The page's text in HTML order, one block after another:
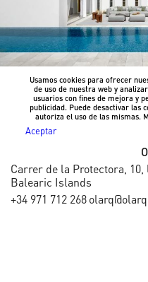
Usamos cookies para ofrecer
de uso de nuestra web y
usuarios con fines de mejora y
publicidad. Puede desactivar las
autoriza el uso de las mismas.
Aceptar
Carrer de la Protectora, 10,
Balearic Islands
+34 971 712 268